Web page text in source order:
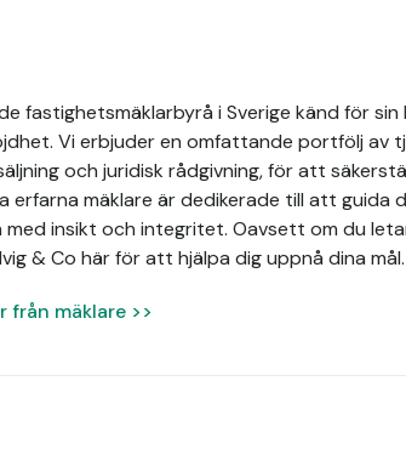
fastighetsmäklarbyrå i Sverige känd för
Vi erbjuder en omfattande portfölj av
och juridisk rådgivning, för att
erfarna mäklare är dedikerade till att guida
insikt och integritet. Oavsett om du
& Co här för att hjälpa dig uppnå dina mål.
från mäklare >>